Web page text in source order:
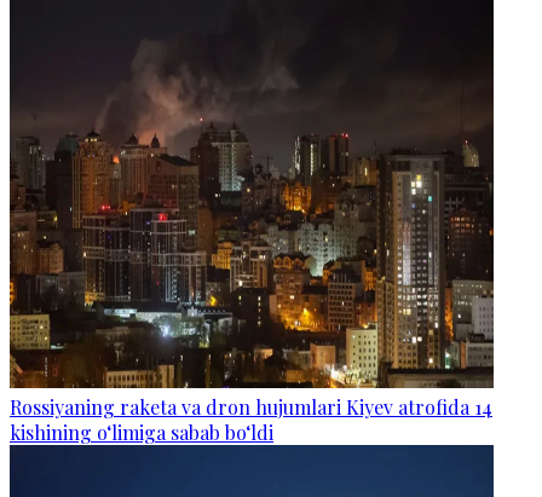
Rossiyaning raketa va dron hujumlari Kiyev atrofida 14
kishining o‘limiga sabab bo‘ldi